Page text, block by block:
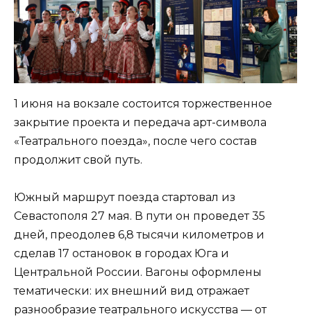
1 июня на вокзале состоится торжественное
закрытие проекта и передача арт-символа
«Театрального поезда», после чего состав
продолжит свой путь.
Южный маршрут поезда стартовал из
Севастополя 27 мая. В пути он проведет 35
дней, преодолев 6,8 тысячи километров и
сделав 17 остановок в городах Юга и
Центральной России. Вагоны оформлены
тематически: их внешний вид отражает
разнообразие театрального искусства — от